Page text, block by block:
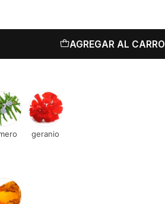
AGREGAR AL CARRO
geranio